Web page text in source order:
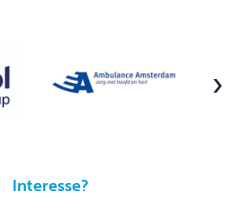
Interesse?